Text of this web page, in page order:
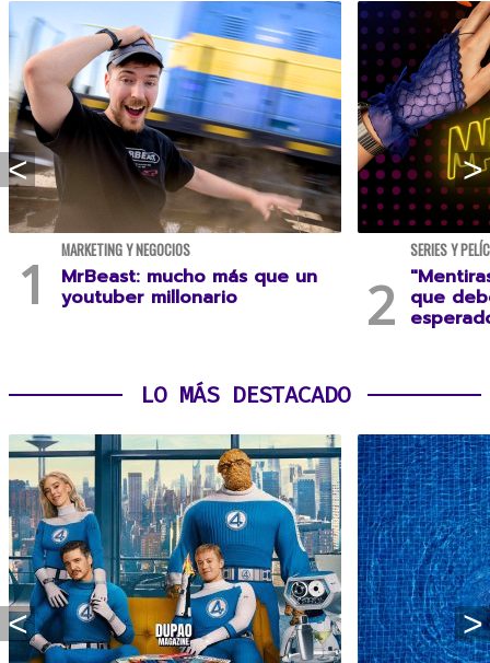
MARKETING Y NEGOCIOS
MrBeast: mucho más que un
youtuber millonario
SERIES Y
que
LO MÁS DESTACADO